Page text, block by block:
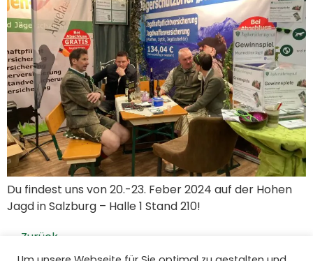
Du findest uns von 20.-23. Feber 2024 auf der Hohen
Jagd in Salzburg – Halle 1 Stand 210!
Zurück